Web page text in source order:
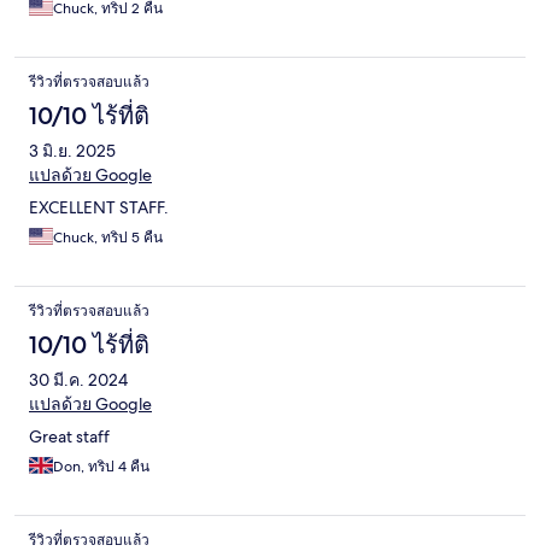
Chuck, ทริป 2 คืน
รีวิวที่ตรวจสอบแล้ว
10/10 ไร้ที่ติ
3 มิ.ย. 2025
แปลด้วย Google
EXCELLENT STAFF.
Chuck, ทริป 5 คืน
รีวิวที่ตรวจสอบแล้ว
10/10 ไร้ที่ติ
30 มี.ค. 2024
แปลด้วย Google
Great staff
Don, ทริป 4 คืน
รีวิวที่ตรวจสอบแล้ว